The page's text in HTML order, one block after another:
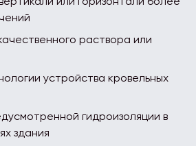
раствора или
устройства кровельных
гидроизоляции в
здания